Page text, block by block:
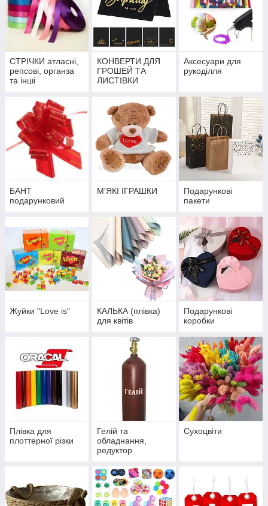
СТРІЧКИ атласні,
репсові, органза
та інші
КОНВЕРТИ ДЛЯ
ГРОШЕЙ ТА
ЛИСТІВКИ
Аксесуари для
рукоділля
БАНТ
подарунковий
М'ЯКІ ІГРАШКИ
Подарункові
пакети
Жуйки "Love is"
КАЛЬКА (плівка)
для квітів
Подарункові
коробки
Плівка для
плоттерної різки
Гелій та
обладнання,
редуктор
Сухоцвіти